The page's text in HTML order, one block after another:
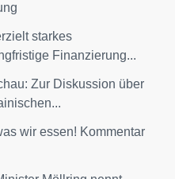
starkes
Finanzierung...
Zur Diskussion über
wir essen! Kommentar